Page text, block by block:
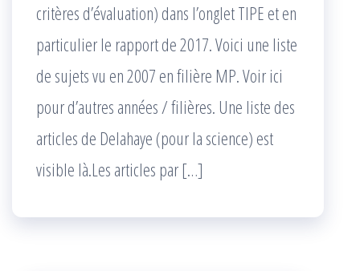
critères d’évaluation) dans l’onglet TIPE et en
particulier le rapport de 2017. Voici une liste
de sujets vu en 2007 en filière MP. Voir ici
pour d’autres années / filières. Une liste des
articles de Delahaye (pour la science) est
visible là.Les articles par […]